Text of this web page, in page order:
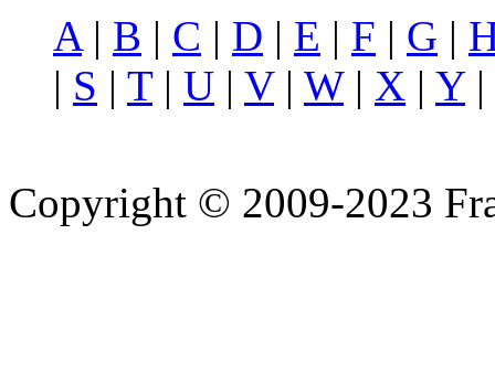
A| B | C | D | E | F | G |
| S | T| U | V| W| X | Y|
Copyright © 2009-2023